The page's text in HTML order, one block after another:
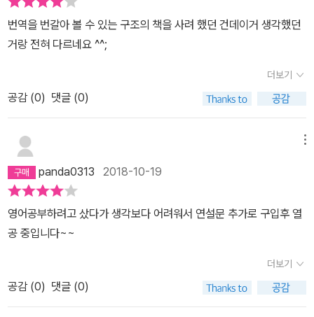
있는 책으로 보는 것이 옳을 듯 하다.
번역을 번갈아 볼 수 있는 구조의 책을 사려 했던 건데이거 생각했던
거랑 전혀 다르네요 ^^;
더보기
공감 (0) 댓글 (0)
panda0313 2018-10-19
영어공부하려고 샀다가 생각보다 어려워서 연설문 추가로 구입후 열
공 중입니다~~
더보기
공감 (0) 댓글 (0)